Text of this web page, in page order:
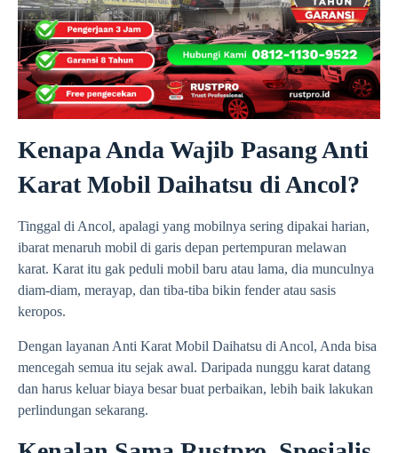
Kenapa Anda Wajib Pasang Anti
Karat Mobil Daihatsu di Ancol?
Tinggal di Ancol, apalagi yang mobilnya sering dipakai harian,
ibarat menaruh mobil di garis depan pertempuran melawan
karat. Karat itu gak peduli mobil baru atau lama, dia munculnya
diam-diam, merayap, dan tiba-tiba bikin fender atau sasis
keropos.
Dengan layanan Anti Karat Mobil Daihatsu di Ancol, Anda bisa
mencegah semua itu sejak awal. Daripada nunggu karat datang
dan harus keluar biaya besar buat perbaikan, lebih baik lakukan
perlindungan sekarang.